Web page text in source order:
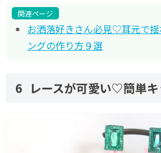
関連ページ
お洒落好きさん必見♡耳元で
ングの作り方９選
レースが可愛い♡簡単